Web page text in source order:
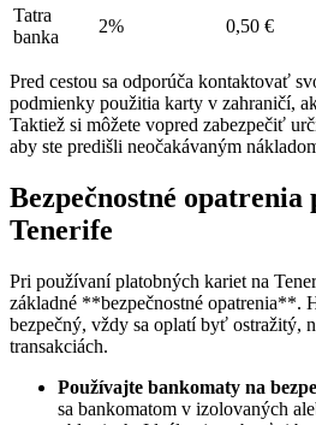
Tatra
banka
2% 0,50 €
Pred cestou sa odporúča kontaktovať
podmienky použitia karty v zahraničí,
Taktiež si môžete vopred zabezpečiť
aby ste predišli neočakávaným
Bezpečnostné
Tenerife
Pri používaní platobných kariet na
základné **bezpečnostné opatrenia**.
bezpečný, vždy sa oplatí byť ostražitý,
transakciách.
Používajte bankomaty na
sa bankomatom v izolovaných